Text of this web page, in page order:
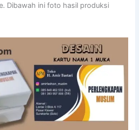
Dibawah ini foto hasil produksi